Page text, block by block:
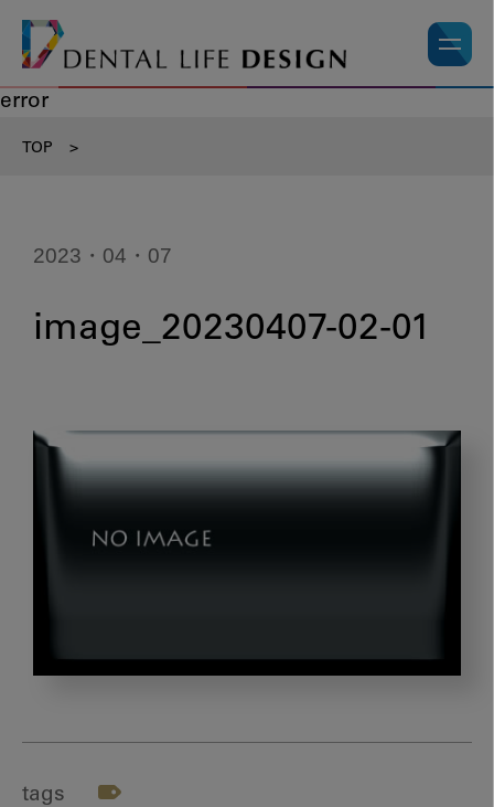
error
TOP >
2023・04・07
image_20230407-02-01
01
tags